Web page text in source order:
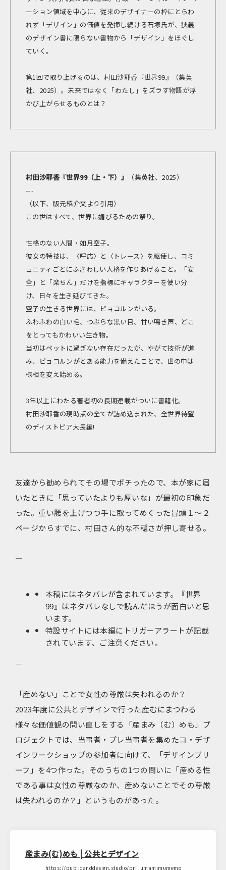
ーション領域を中心に、従来のデザイナーの枠にとらわ
れず「デザイン」の価値を発揮し続ける石塚氏が、狭義
のデザイン書に限らない書物から「デザイン」をほぐし
ていく。
第1回で取り上げるのは、村田沙耶香『世界99』（集英
社、2025）。未来ではなく「わたし」をズラす物語が浮
かび上がらせるものとは？
村田沙耶香『世界99（上・下）』
（集英社、2025）
---
（以下、版元紹介文より引用）
この世はすべて、世界に媚びるための祭り。
性格のない人間・如月空子。
彼女の特技は、〈呼応〉と〈トレース〉を駆使し、コミ
ュニティごとにふさわしい人格を作りあげること。「安
全」と「楽ちん」だけを指標にキャラクターを使い分
け、日々を生き延びてきた。
空子の生きる世界には、ピョコルンがいる。
ふわふわの白い毛、つぶらな黒い目、甘い鳴き声、どこ
をとってもかわいい生き物。
当初はペットに過ぎない存在だったが、やがて技術が進
み、ピョコルンがとある能力を備えたことで、世の中は
様相を変え始める。
3年以上にわたる著者初の長期連載がついに書籍化。
村田沙耶香の現時点の全てが詰め込まれた、全世界待望
のディストピア大長編!
友達から勧められてその場でポチったので、本が家に届
いたときに「思っていたよりも厚いな」が最初の印象だ
った。重い腰を上げつつ手に取ってめくった冒頭１〜２
ページからすでに、村田さん的な不穏さが押し寄せる。
—
本稿にはネタバレが含まれています。『世界
99』はネタバレなしで読んだほうが面白いと思
います。
特設サイトには本編にトリガーアラートが記載
されています、ご注意ください。
—
「産めない」ことで女性の尊厳は失われるのか？
2023年度に公共とデザインで行った産むにまつわる
様々な価値観の問い直しをする「産まみ（む）めも」プ
ロジェクトでは、当事者・プレ当事者を集めたコ・デザ
インワークショップの参加者に向けて、「デザインブリ
ーフ」を4つ作った。そのうちの1つの問いに「産める性
である事は女性の尊厳なのか、産めないことでその尊厳
は失われるのか？」というものがあった。
産まみ(む)めも | 公共とデザイン
https://publicanddesign.studio/prj_umamimumemo